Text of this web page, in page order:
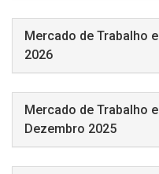
Mercado de Trabalho
2026
Mercado de Trabalho
Dezembro 2025